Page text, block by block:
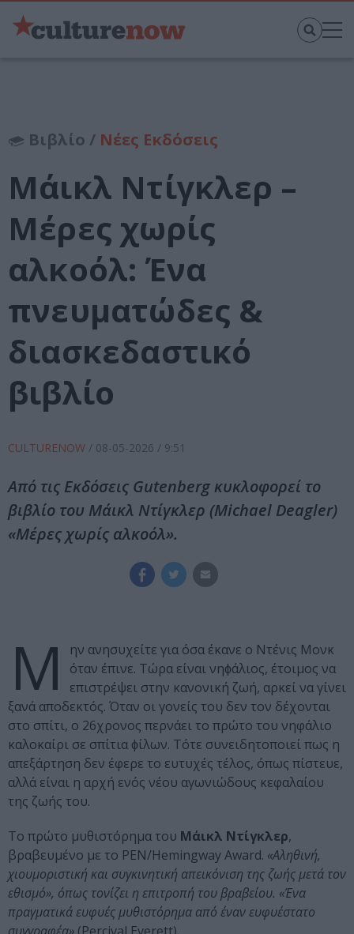
Βιβλίο / Νέες Εκδόσεις
Μάικλ Ντίγκλερ –
Μέρες χωρίς
αλκοόλ: Ένα
πνευματώδες &
διασκεδαστικό
βιβλίο
CULTURENOW / 08-05-2026 / 9:51
Από τις Εκδόσεις Gutenberg κυκλοφορεί το
βιβλίο του Μάικλ Ντίγκλερ (Michael Deagler)
«Μέρες χωρίς αλκοόλ».
Μ
ην ανησυχείτε για όσα έκανε ο Ντένις Μονκ
όταν έπινε. Τώρα είναι νηϕάλιος, έτοιμος να
επιστρέψει στην κανονική ζωή, αρκεί να γίνει
ξανά αποδεκτός. Όταν οι γονείς του δεν τον δέχονται
στο σπίτι, ο 26χρονος περνάει το πρώτο του νηφάλιο
καλοκαίρι σε σπίτια ϕίλων. Τότε συνειδητοποιεί πως η
απεξάρτηση δεν έφερε το ευτυχές τέλος, όπως πίστευε,
αλλά είναι η αρχή ενός νέου αγωνιώδους κεφαλαίου
της ζωής του.
Το πρώτο μυθιστόρημα του Μάικλ Ντίγκλερ,
βραβευμένο με το PEN/Hemingway Award. «Αληθινή,
χιουμοριστική και συγκινητική απεικόνιση της ζωής μετά τον
εθισμό», όπως τονίζει η επιτροπή του βραβείου. «Ένα
πραγματικά ευφυές μυθιστόρημα από έναν ευφυέστατο